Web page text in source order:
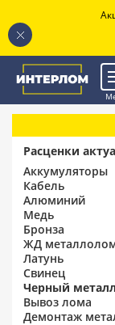
Расценки
Аккумуляторы
Кабель
Алюминий
Медь
Бронза
ЖД
Латунь
Свинец
Черный металл
Вывоз лома
Демонтаж